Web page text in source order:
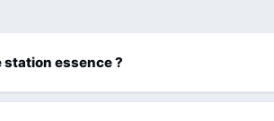
essence ?